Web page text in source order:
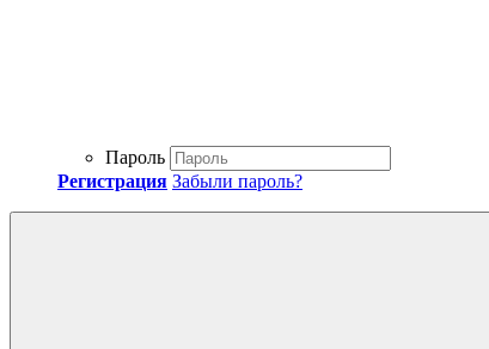
Пароль
Регистрация Забыли пароль?